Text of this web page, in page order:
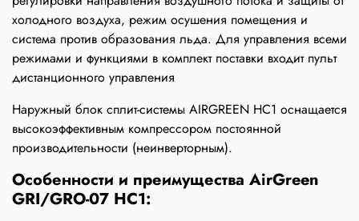
холодного воздуха, режим осушения помещения и
система против образования льда. Для управления всеми
режимами и функциями в комплект поставки входит пульт
дистанционного управления
Наружный блок сплит-системы AIRGREEN HC1 оснащается
высокоэффективным компрессором постоянной
производительности (неинверторным).
Особенности и преимущества AirGreen
GRI/GRO-07 HC1: